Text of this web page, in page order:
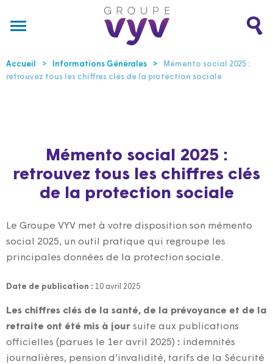
Accueil Informations Générales
Mémento social 2025 :
retrouvez tous les chiffres clés de la protection sociale
Mémento social 2025 :
retrouvez tous les chiffres clés
de la protection sociale
Le Groupe VYV met à votre disposition son mémento
social 2025, un outil pratique qui regroupe les
principales données de la protection sociale.
Date de publication : 10 avril 2025
Les chiffres clés de la santé, de la prévoyance et de la
retraite ont été mis à jour suite aux publications
officielles (parues le 1er avril 2025) : indemnités
journalières, pension d’invalidité, tarifs de la Sécurité